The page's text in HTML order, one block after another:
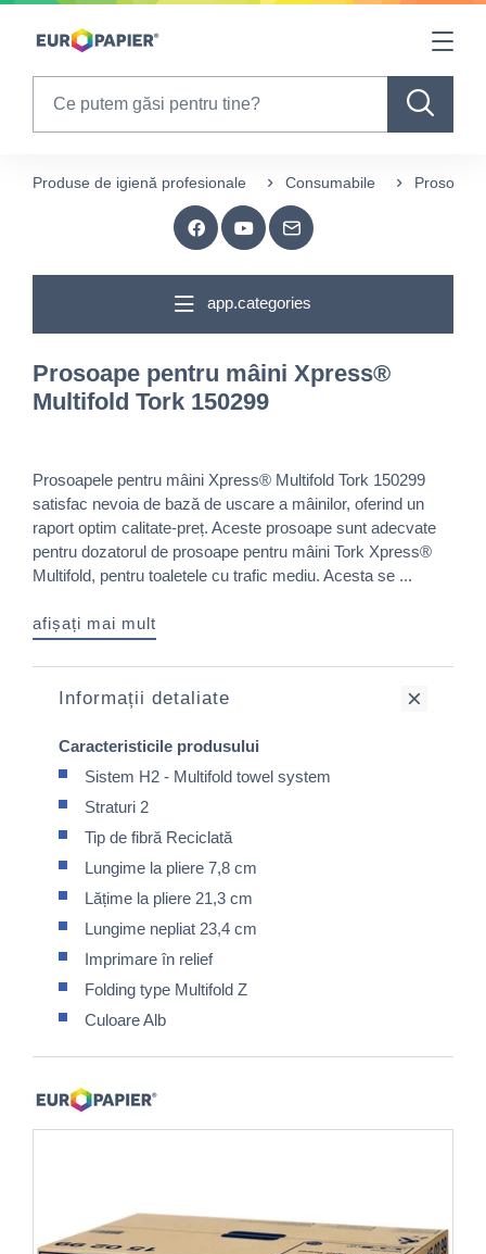
Table Of Content
Produse de igienă profesionale Consumabile Prosoape
app.categories
Prosoape pentru mâini Xpress®
Multifold Tork 150299
Prosoapele pentru mâini Xpress® Multifold Tork 150299
satisfac nevoia de bază de uscare a mâinilor, oferind un
raport optim calitate-preț. Aceste prosoape sunt adecvate
pentru dozatorul de prosoape pentru mâini Tork Xpress®
Multifold, pentru toaletele cu trafic mediu. Acesta se ...
afișați mai mult
Informații detaliate
Caracteristicile produsului
Sistem H2 - Multifold towel system
Straturi 2
Tip de fibră Reciclată
Lungime la pliere 7,8 cm
Lățime la pliere 21,3 cm
Lungime nepliat 23,4 cm
Imprimare în relief
Folding type Multifold Z
Culoare Alb